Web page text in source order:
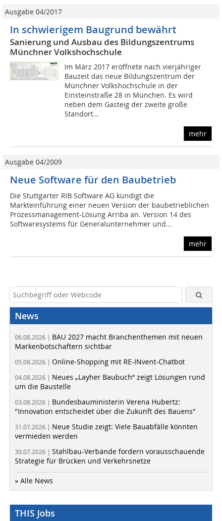
Ausgabe 04/2017
In schwierigem Baugrund bewährt
Sanierung und Ausbau des Bildungszentrums
Münchner Volkshochschule
Im März 2017 eröffnete nach vierjähriger
Bauzeit das neue Bildungszentrum der
Münchner Volkshochschule in der
Einsteinstraße 28 in München. Es wird
neben dem Gasteig der zweite große
Standort...
mehr
Ausgabe 04/2009
Neue Software für den Baubetrieb
Die Stuttgarter RIB Software AG kündigt die
Markteinführung einer neuen Version der baubetrieblichen
Prozessmanagement-Lösung Arriba an. Version 14 des
Softwaresystems für Generalunternehmer und...
mehr
News
06.08.2026 | BAU 2027 macht Branchenthemen mit neuen
Markenbotschaftern sichtbar
05.08.2026 | Online-Shopping mit RE-INvent-Chatbot
04.08.2026 | Neues „Layher Baubuch“ zeigt Lösungen rund
um die Baustelle
03.08.2026 | Bundesbauministerin Verena Hubertz:
"Innovation entscheidet über die Zukunft des Bauens"
31.07.2026 | Neue Studie zeigt: Viele Bauabfälle könnten
vermieden werden
30.07.2026 | Stahlbau-Verbände fordern vorausschauende
Strategie für Brücken und Verkehrsnetze
» Alle News
THIS Jobs